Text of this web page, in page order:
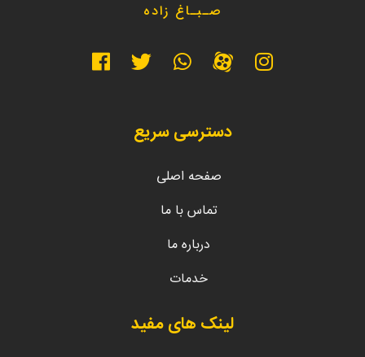
صـبـاغ زاده
دسترسی سریع
صفحه اصلی
تماس با ما
درباره ما
خدمات
لینک های مفید